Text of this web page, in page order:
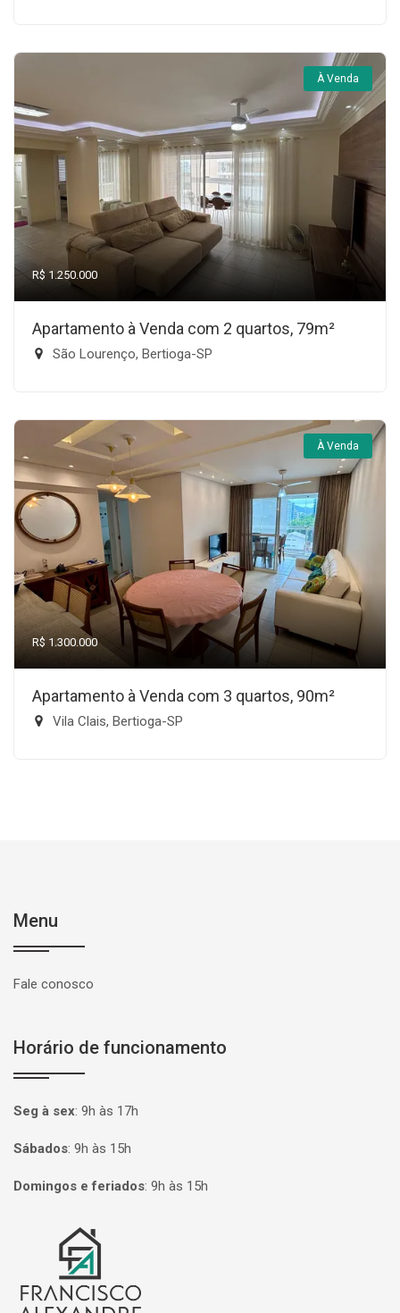
À Venda
R$ 1.250.000
Apartamento à Venda com 2 quartos, 79m²
São Lourenço, Bertioga-SP
À Venda
R$ 1.300.000
Apartamento à Venda com 3 quartos, 90m²
Vila Clais, Bertioga-SP
Menu
Fale conosco
Horário de funcionamento
Seg à sex: 9h às 17h
Sábados: 9h às 15h
Domingos e feriados: 9h às 15h
Página inicial